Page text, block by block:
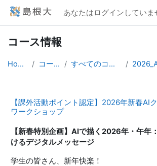
メインコンテンツへスキップする
あなたはログインしていま
コース情報
Home コース すべてのコース
【課外活動ポイント認定】2026年新春AI
ワークショップ
【新春特別企画】AIで描く2026年・午年
けるデジタルメッセージ
学生の皆さん、新年快楽！